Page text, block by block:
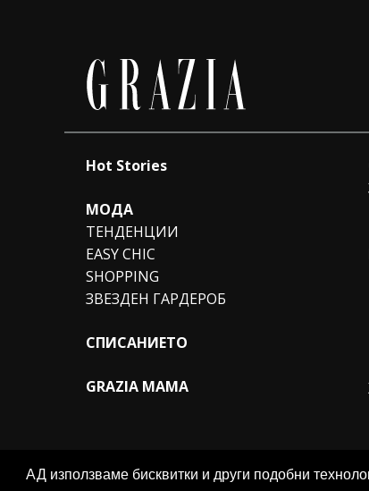
АД използваме бисквитки и други подобни
Hot Stories
МОДА
ТЕНДЕНЦИИ
EASY CHIC
SHOPPING
ЗВЕЗДЕН ГАРДЕРОБ
СПИСАНИЕТО
GRAZIA MAMA